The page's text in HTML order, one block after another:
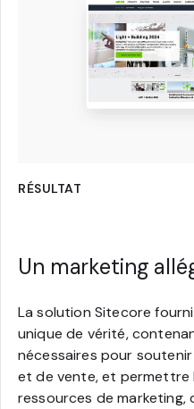
RÉSULTAT
Un marketing
La solution Sitecore
unique de vérité,
nécessaires pour
et de vente, et permettre
ressources de